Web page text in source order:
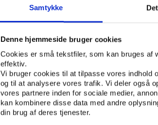
Samtykke
Denne hjemmeside bruger cookies
Cookies er små tekstfiler, som kan bruges af
effektiv.
Vi bruger cookies til at tilpasse vores indhold
og til at analysere vores trafik. Vi deler også
vores partnere inden for sociale medier,
kan kombinere disse data med andre
din brug af deres tjenester.
nemlig på en samlet registrering af
foreninger på Fyn, Langeland og
gennemført i 2004 og 2010, hvilket
årig periode.
’Foreningslivet i Danmark’ er første
gennemfører i samarbejde med
(CISC) på SDU. Forskningsprojektet
Du kan orientere dig i rapporten her